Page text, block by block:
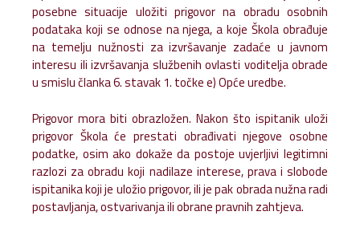
posebne situacije uložiti prigovor na obradu osobnih
podataka koji se odnose na njega, a koje Škola obrađuje
na temelju nužnosti za izvršavanje zadaće u javnom
interesu ili izvršavanja službenih ovlasti voditelja obrade
u smislu članka 6. stavak 1. točke e) Opće uredbe.
Prigovor mora biti obrazložen. Nakon što ispitanik uloži
prigovor Škola će prestati obrađivati njegove osobne
podatke, osim ako dokaže da postoje uvjerljivi legitimni
razlozi za obradu koji nadilaze interese, prava i slobode
ispitanika koji je uložio prigovor, ili je pak obrada nužna radi
postavljanja, ostvarivanja ili obrane pravnih zahtjeva.